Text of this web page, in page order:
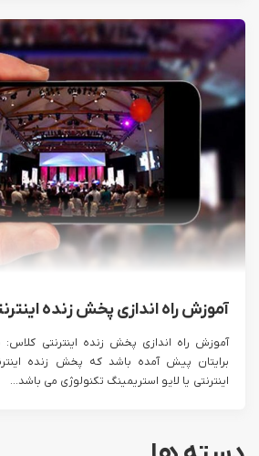
آموزش راه اندازی پخش زنده
آموزش راه اندازی پخش زنده اینترنتی
برایتان پیش آمده باشد که پخش زنده
اینترنتی یا لایو استریمینگ تکنولوژی می باشد...